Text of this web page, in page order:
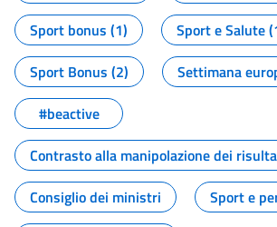
Sport bonus (1)
Sport e Salute
Sport Bonus (2)
Settimana
#beactive
Contrasto alla manipolazione dei
Consiglio dei ministri
Sport e